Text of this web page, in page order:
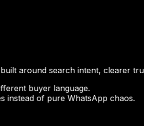
around search intent, clearer
buyer language.
instead of pure WhatsApp chaos.